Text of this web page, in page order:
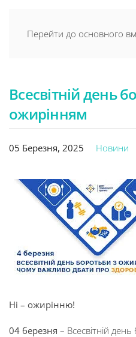
Перейти до основного
Всесвітній день
ожирінням
05 Березня, 2025 Новини
Ні – ожирінню!
04 березня – Всесвітній